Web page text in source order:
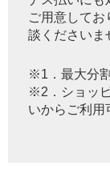
ご用意して
談くださいま
※1．最大分
※2．ショッ
いからご利用